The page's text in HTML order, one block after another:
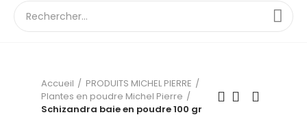
Accueil
PRODUITS MICHEL PIERRE
Plantes en poudre Michel Pierre
Schizandra baie en poudre 100 gr